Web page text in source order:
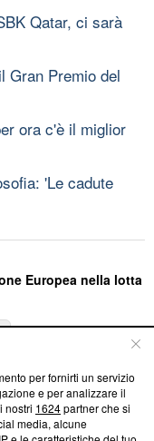
Qatar, ci sarà
Gran Premio del
ora c'è il miglior
'Le cadute
Europea nella lotta
su Blasting
ci impegniamo a
aderenza a
per fornirti un servizio
e per analizzare il
nostri 1624partner che si
media, alcune